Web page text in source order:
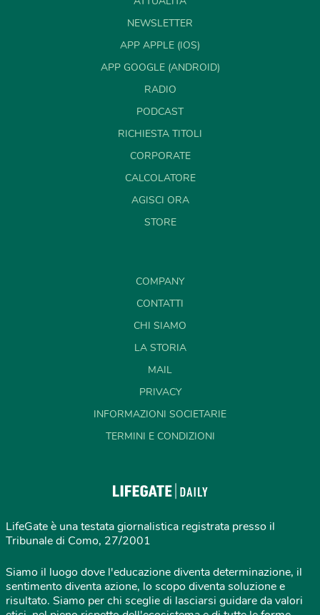
NEWSLETTER
APP APPLE (IOS)
APP GOOGLE (ANDROID)
RADIO
PODCAST
RICHIESTA TITOLI
CORPORATE
CALCOLATORE
AGISCI ORA
STORE
COMPANY
CONTATTI
CHI SIAMO
LA STORIA
MAIL
PRIVACY
INFORMAZIONI SOCIETARIE
TERMINI E CONDIZIONI
LifeGate è una testata giornalistica registrata presso il
Tribunale di Como, 27/2001
Siamo il luogo dove l'educazione diventa determinazione, il
sentimento diventa azione, lo scopo diventa soluzione e
risultato. Siamo per chi sceglie di lasciarsi guidare da valori